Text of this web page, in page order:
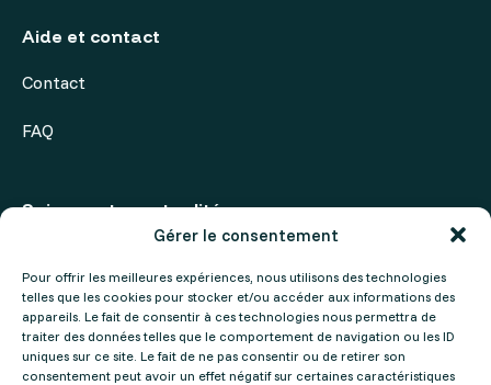
Gérer le consentement
Pour offrir les meilleures expériences, nous utilisons des technologies
telles que les cookies pour stocker et/ou accéder aux informations des
appareils. Le fait de consentir à ces technologies nous permettra de
traiter des données telles que le comportement de navigation ou les ID
uniques sur ce site. Le fait de ne pas consentir ou de retirer son
consentement peut avoir un effet négatif sur certaines caractéristiques
Aide et contact
Contact
FAQ
Suivez notre actualité
Agenda